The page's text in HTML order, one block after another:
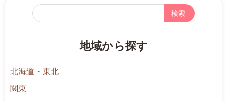
フ
リ
索
地域から探す
北海道・東北
関東